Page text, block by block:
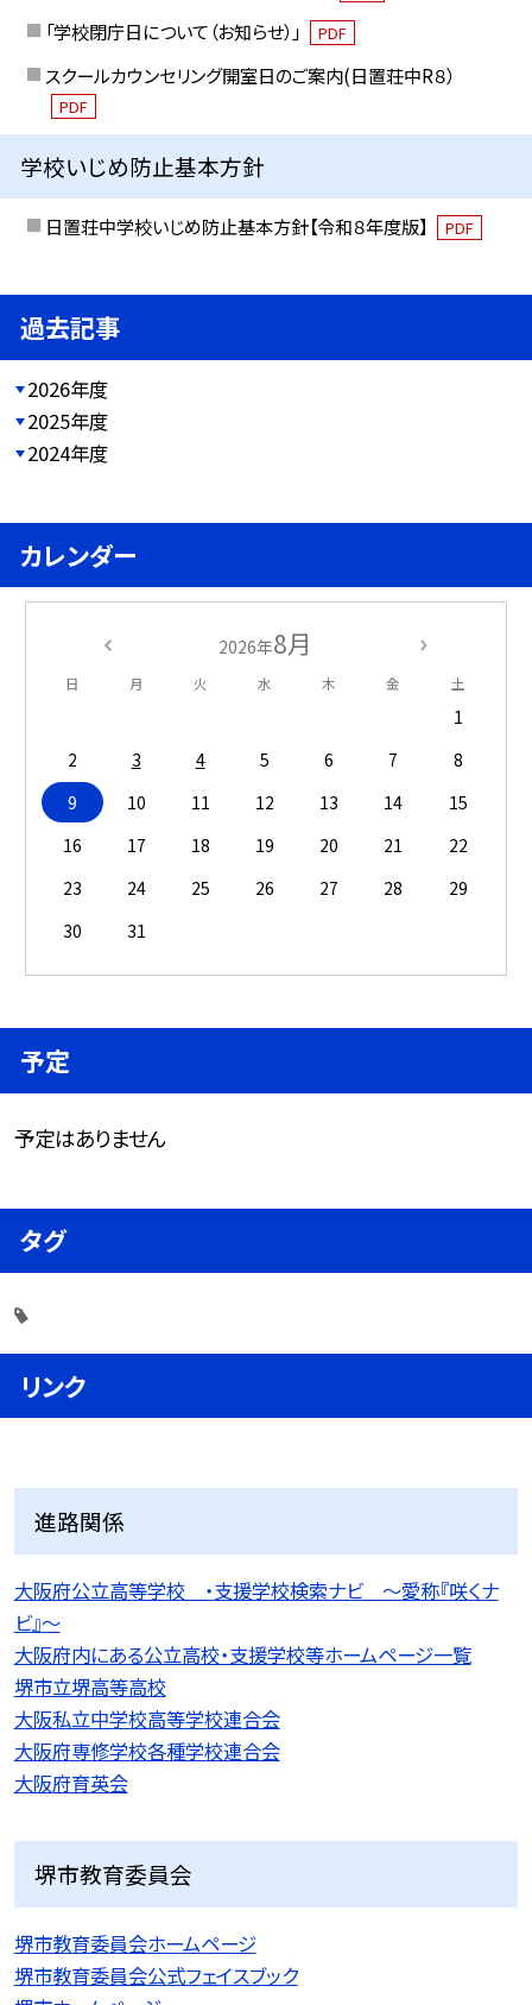
「学校閉庁日について（お知らせ）」 PDF
スクールカウンセリング開室日のご案内(日置荘中R８）
PDF
学校いじめ防止基本方針
日置荘中学校いじめ防止基本方針【令和８年度版】 PDF
過去記事
2026年度
2025年度
2024年度
カレンダー
2026年8月
日 月 火 水 木 金 土
1
2
3 4 5 6 7
8
9
10 11 12 13 14
15
16
17 18 19 20 21
22
23
24 25 26 27 28
29
30
31
予定
予定はありません
タグ
リンク
進路関係
大阪府公立高等学校 ・支援学校検索ナビ 〜愛称『咲くナ
ビ』〜
大阪府内にある公立高校・支援学校等ホームページ一覧
堺市立堺高等高校
大阪私立中学校高等学校連合会
大阪府専修学校各種学校連合会
大阪府育英会
堺市教育委員会
堺市教育委員会ホームページ
堺市教育委員会公式フェイスブック